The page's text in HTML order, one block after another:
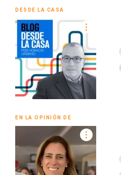
DESDE LA CASA
EN LA OPINIÓN DE